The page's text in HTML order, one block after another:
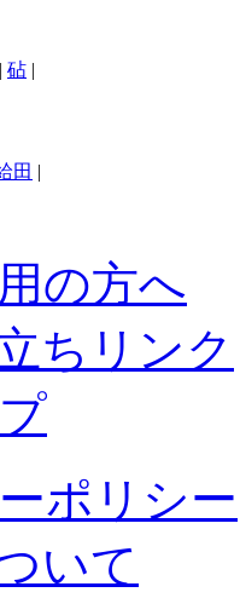
| 砧 |
田 |
の方へ
ちリンク
ポリシー
いて